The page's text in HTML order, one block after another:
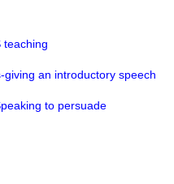
an introductory speech
to persuade